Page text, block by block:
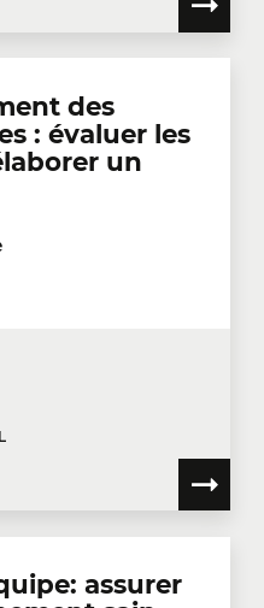
des
: évaluer les
un
assurer